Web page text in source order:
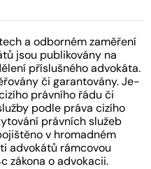
a odborném zaměření
jsou publikovány na
příslušného advokáta.
či garantovány. Je-
právního řádu či
podle práva cizího
právních služeb
v hromadném
advokátů rámcovou
zákona o advokacii.